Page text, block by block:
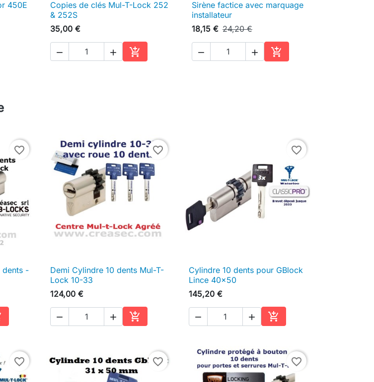
450E
 Aperçu rapide
Copies de clés Mul-T-Lock 252
& 252S
35,00 €
  
Ajouter au panier
 Aperçu rapide
Sirène factice avec marquage
installateur
18,15 € 24,20 €
  
Ajouter au panier
favorite_border
dents -
au panier
favorite_border
 Aperçu rapide
Demi Cylindre 10 dents Mul-T-
Lock 10-33
124,00 €
  
Ajouter au panier
favorite_border
 Aperçu rapide
Cylindre 10 dents pour GBlock
Lince 40x50
145,20 €
  
Ajouter au panier
favorite_border favorite_border favorite_border